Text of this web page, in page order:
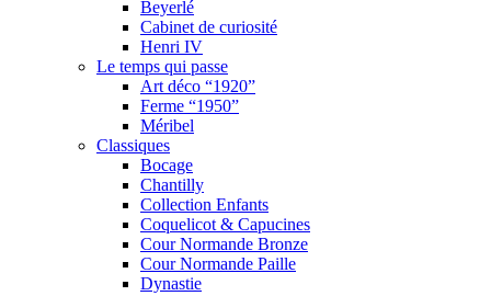
Beyerlé
Cabinet de curiosité
Henri IV
Le temps qui passe
Art déco “1920”
Ferme “1950”
Méribel
Classiques
Bocage
Chantilly
Collection Enfants
Coquelicot & Capucines
Cour Normande Bronze
Cour Normande Paille
Dynastie